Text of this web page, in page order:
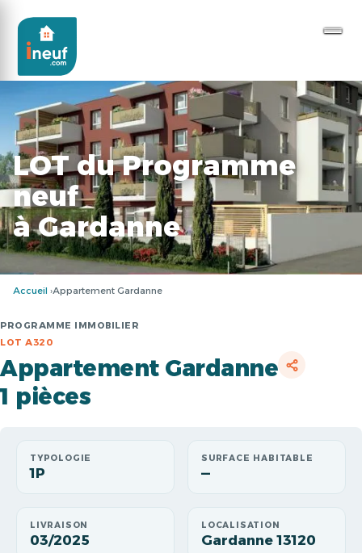
LOT du Programme
neuf
à Gardanne
Accueil Appartement Gardanne
PROGRAMME IMMOBILIER
LOT A320
Appartement Gardanne
1 pièces
TYPOLOGIE
1P
SURFACE HABITABLE
—
LIVRAISON
03/2025
LOCALISATION
Gardanne 13120